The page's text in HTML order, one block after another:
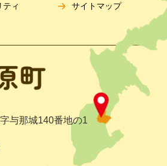
与那城140番地の1
ィ サイトマップ